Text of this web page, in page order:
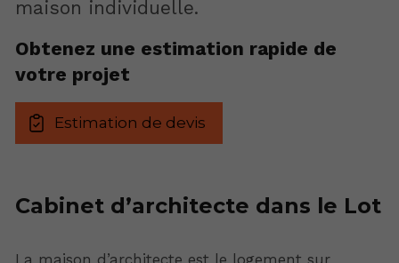
maison individuelle.
Obtenez une estimation rapide de
votre projet
Estimation de devis
Cabinet d’architecte dans le Lot